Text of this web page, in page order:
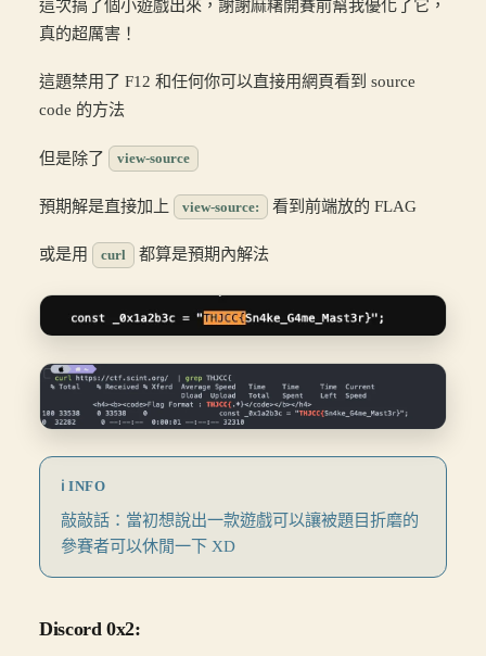
這次搞了個小遊戲出來，謝謝麻糬開賽前幫我優化了它，
真的超厲害！
這題禁用了 F12 和任何你可以直接用網頁看到 source
code 的方法
但是除了 view-source
預期解是直接加上 view-source: 看到前端放的 FLAG
或是用 curl 都算是預期內解法
敲敲話：當初想說出一款遊戲可以讓被題目折磨的
參賽者可以休閒一下 XD
Discord 0x2: